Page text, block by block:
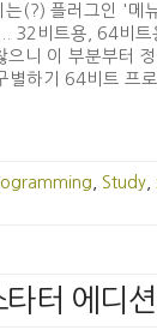
는(?) 플러그인 '메
32비트용, 64비
으니 이 부분부터
별하기 64비트 프
Study
터 에디